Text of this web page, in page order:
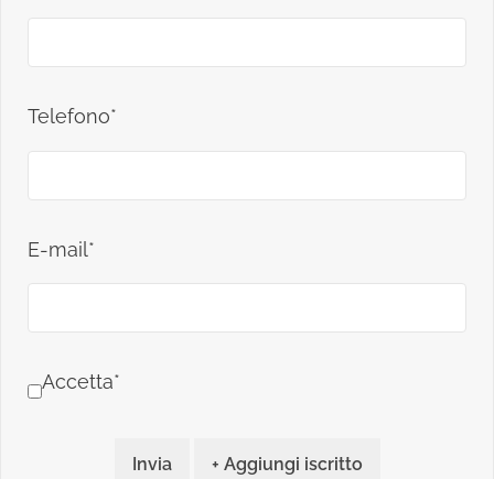
Telefono*
E-mail*
Accetta*
Invia + Aggiungi iscritto